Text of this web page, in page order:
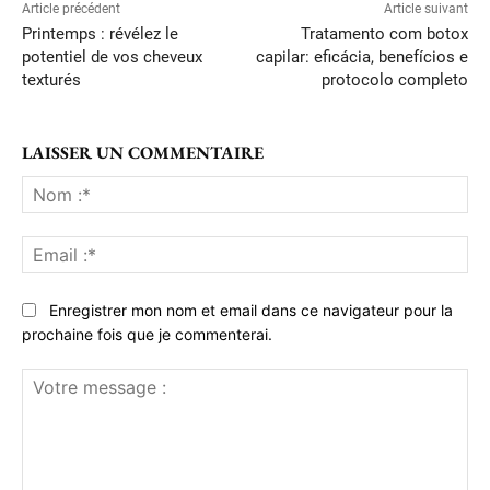
Article précédent
Printemps : révélez le
potentiel de vos cheveux
texturés
Article suivant
Tratamento com botox
capilar: eficácia, benefícios e
protocolo completo
LAISSER UN COMMENTAIRE
:*
:*
Enregistrer mon nom et email dans ce navigateur pour la
prochaine fois que je commenterai.